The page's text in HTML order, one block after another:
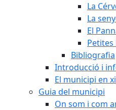
La
La
El
Petites
Bibliografia
Introducció i
El municipi en
Guia del municipi
On som i com